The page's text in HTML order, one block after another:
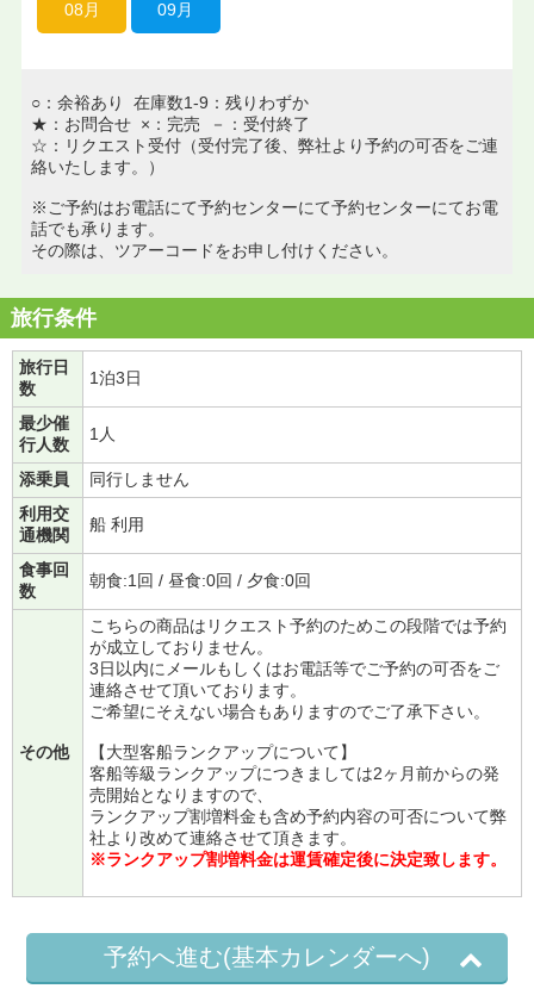
08月 09月
○：余裕あり 在庫数1-9：残りわずか
★：お問合せ ×：完売 －：受付終了
☆：リクエスト受付（受付完了後、弊社より予約の可否をご連
絡いたします。）
※ご予約はお電話にて予約センターにて予約センターにてお電
話でも承ります。
その際は、ツアーコードをお申し付けください。
旅行条件
旅行日
数
1泊3日
最少催
行人数
1人
添乗員
同行しません
利用交
通機関
船 利用
食事回
数
朝食:1回 / 昼食:0回 / 夕食:0回
その他
こちらの商品はリクエスト予約のためこの段階では予約
が成立しておりません。
3日以内にメールもしくはお電話等でご予約の可否をご
連絡させて頂いております。
ご希望にそえない場合もありますのでご了承下さい。
【大型客船ランクアップについて】
客船等級ランクアップにつきましては2ヶ月前からの発
売開始となりますので、
ランクアップ割増料金も含め予約内容の可否について弊
社より改めて連絡させて頂きます。
※ランクアップ割増料金は運賃確定後に決定致します。
予約へ進む(基本カレンダーへ)